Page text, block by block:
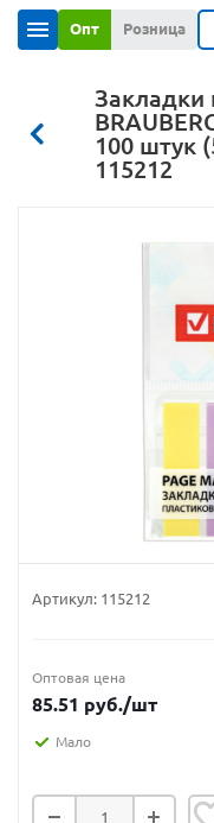
Опт Розница
Закладки
100 штук
115212
Артикул: 115212
Оптовая цена
85.51 руб./шт
Мало